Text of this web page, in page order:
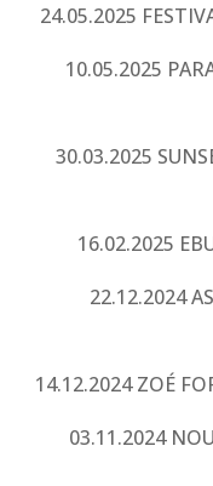
24.05.2025
10.05.2025
30.03.2025
16.02.2025
22.12.2024
14.12.2024 ZOÉ
03.11.2024